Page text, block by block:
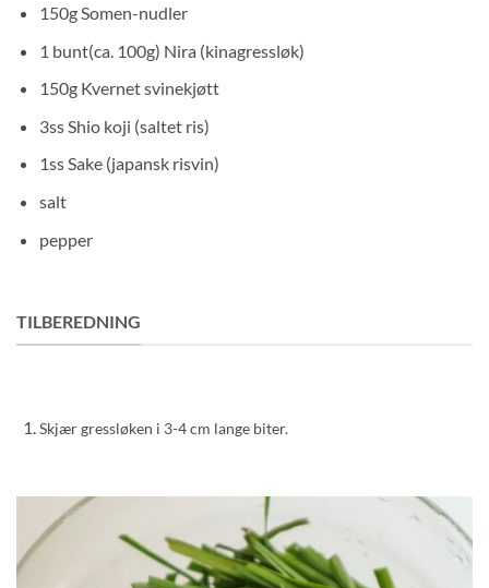
150g Somen-nudler
1 bunt(ca. 100g) Nira (kinagressløk)
150g Kvernet svinekjøtt
3ss Shio koji (saltet ris)
1ss Sake (japansk risvin)
salt
pepper
TILBEREDNING
Skjær gressløken i 3-4 cm lange biter.